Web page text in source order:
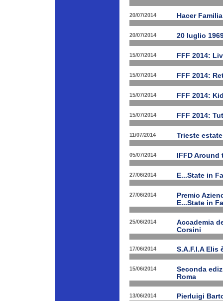
20/07/2014 Hacer
20/07/2014 20 luglio
15/07/2014 FFF 2014:
15/07/2014 FFF 2014:
15/07/2014 FFF 2014:
15/07/2014 FFF 2014:
11/07/2014 Trieste
05/07/2014 IFFD
27/06/2014 E...State in
27/06/2014
Premio
E...State in
25/06/2014
Accademia
Corsini
17/06/2014 S.A.F.I.A Elis
15/06/2014
Seconda
Roma
13/06/2014 Pierluigi